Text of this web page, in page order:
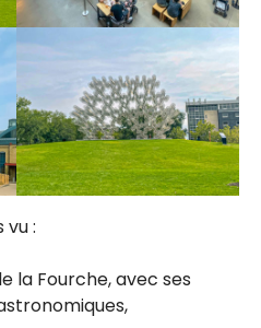
vu :
la Fourche, avec ses